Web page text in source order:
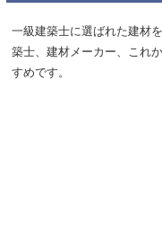
一級建築士に選ばれた建材
築士、建材メーカー、これ
すめです。